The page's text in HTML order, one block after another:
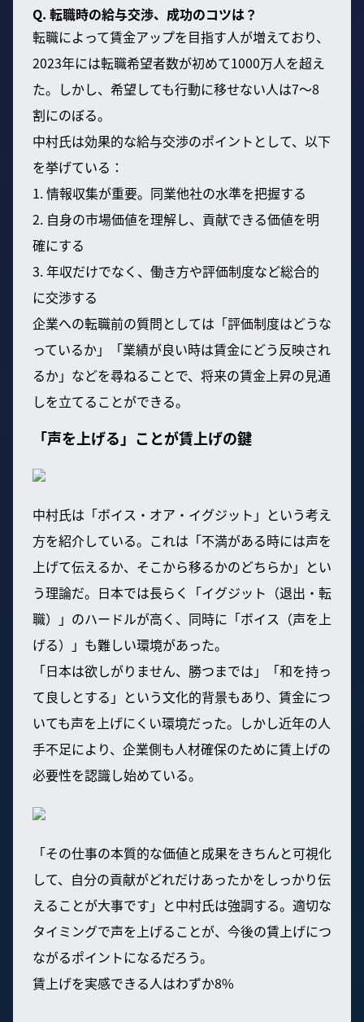
Q. 転職時の給与交渉、成功のコツは？
転職によって賃金アップを目指す人が増えており、
2023年には転職希望者数が初めて1000万人を超え
た。しかし、希望しても行動に移せない人は7〜8
割にのぼる。
中村氏は効果的な給与交渉のポイントとして、以下
を挙げている：
1. 情報収集が重要。同業他社の水準を把握する
2. 自身の市場価値を理解し、貢献できる価値を明
確にする
3. 年収だけでなく、働き方や評価制度など総合的
に交渉する
企業への転職前の質問としては「評価制度はどうな
っているか」「業績が良い時は賃金にどう反映され
るか」などを尋ねることで、将来の賃金上昇の見通
しを立てることができる。
「声を上げる」ことが賃上げの鍵
中村氏は「ボイス・オア・イグジット」という考え
方を紹介している。これは「不満がある時には声を
上げて伝えるか、そこから移るかのどちらか」とい
う理論だ。日本では長らく「イグジット（退出・転
職）」のハードルが高く、同時に「ボイス（声を上
げる）」も難しい環境があった。
「日本は欲しがりません、勝つまでは」「和を持っ
て良しとする」という文化的背景もあり、賃金につ
いても声を上げにくい環境だった。しかし近年の人
手不足により、企業側も人材確保のために賃上げの
必要性を認識し始めている。
「その仕事の本質的な価値と成果をきちんと可視化
して、自分の貢献がどれだけあったかをしっかり伝
えることが大事です」と中村氏は強調する。適切な
タイミングで声を上げることが、今後の賃上げにつ
ながるポイントになるだろう。
賃上げを実感できる人はわずか8%